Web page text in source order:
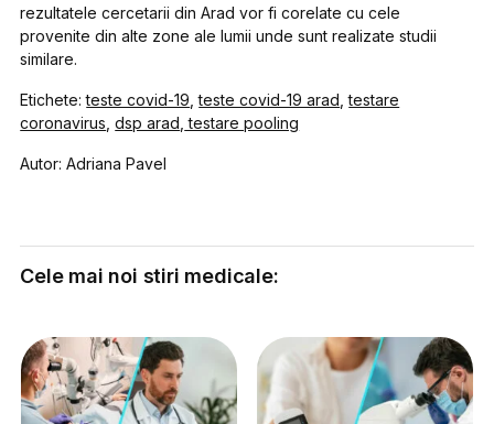
rezultatele cercetarii din Arad vor fi corelate cu cele
provenite din alte zone ale lumii unde sunt realizate studii
similare.
Etichete:teste covid-19 ,teste covid-19 arad ,testare
coronavirus ,dsp arad testare pooling
Autor: Adriana Pavel
Cele mai noi stiri medicale: